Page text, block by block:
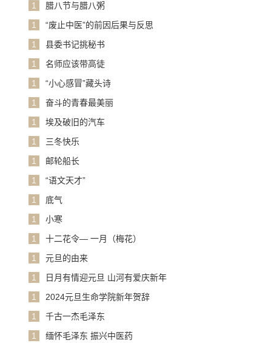
1
腊八节与腊八粥
1
“废止中医”的前因后果与反思
1
县委书记挑秘书
1
名师应该带高徒
1
“小心感冒”藏头诗
1
奋斗的青春最美丽
1
埃及破旧的汽车
1
三冬快乐
1
邮轮船长
1
“语文天才”
1
底气
1
小寒
1
十二花令— 一月（梅花）
1
元旦的由来
1
日月有情迎元旦 山河有爱庆新年
1
2024元旦生命学院新年贺辞
1
千古一杰毛泽东
1
缅怀毛泽东 振兴中医药